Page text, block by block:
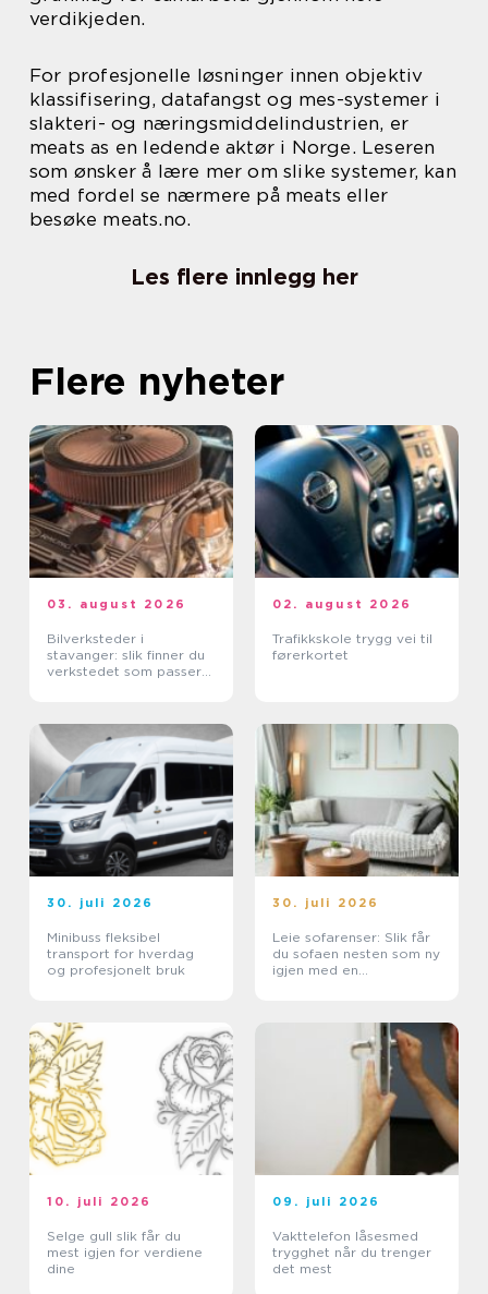
verdikjeden.
For profesjonelle løsninger innen objektiv
klassifisering, datafangst og mes-systemer i
slakteri- og næringsmiddelindustrien, er
meats as en ledende aktør i Norge. Leseren
som ønsker å lære mer om slike systemer, kan
med fordel se nærmere på meats eller
besøke meats.no.
Les flere innlegg her
Flere nyheter
03. august 2026
Bilverksteder i
stavanger: slik finner du
verkstedet som passer
02. august 2026
Trafikkskole trygg vei til
førerkortet
30. juli 2026
Minibuss fleksibel
transport for hverdag
og profesjonelt bruk
30. juli 2026
Leie sofarenser: Slik får
du sofaen nesten som ny
igjen med en
10. juli 2026
Selge gull slik får du
mest igjen for verdiene
dine
09. juli 2026
Vakttelefon låsesmed
trygghet når du trenger
det mest